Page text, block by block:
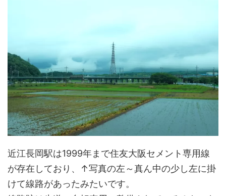
近江長岡駅は1999年まで住友大阪セメント専用線
が存在しており、↑写真の左～真ん中の少し左に掛
けて線路があったみたいです。